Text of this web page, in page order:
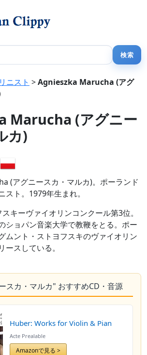
ニスト >Agnieszka Marucha (アグ
Marucha (アグニー
カ)
(アグニースカ・マルカ)。ポーランド
スト。1979年生まれ。
キーヴァイオリンコンクール第3位。
ショパン音楽大学で教鞭をとる。ポー
ムント・ストヨフスキのヴァイオリン
スしている。
スカ・マルカ" おすすめCD・音源
Huber: Works for Violin & Pian
Acte Prealable
Amazonで見る >